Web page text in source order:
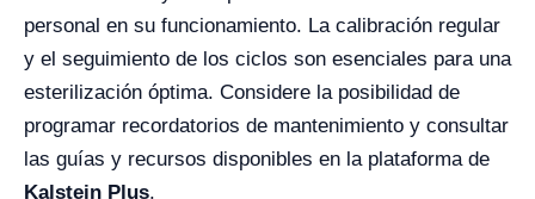
personal en su funcionamiento. La calibración regular
y el seguimiento de los ciclos son esenciales para una
esterilización óptima. Considere la posibilidad de
programar recordatorios de mantenimiento y consultar
las guías y recursos disponibles en la plataforma de
Kalstein Plus.